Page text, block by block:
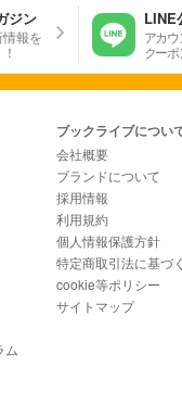
ジン
報を
LINE
アカ
クー
ム
ブックライブについ
会社概要
ブランドについて
採用情報
利用規約
個人情報保護方針
特定商取引法に基づ
cookie等ポリシー
サイトマップ